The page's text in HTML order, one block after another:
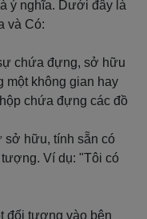
ý nghĩa. Dưới đây là
và Có:
chứa đựng, sở hữu
một không gian hay
chứa đựng các đồ
hữu, tính sẵn có
tượng. Ví dụ: "Tôi có
đối tượng vào bên